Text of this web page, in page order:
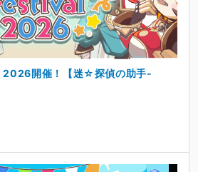
開催！【迷☆探偵の助手-